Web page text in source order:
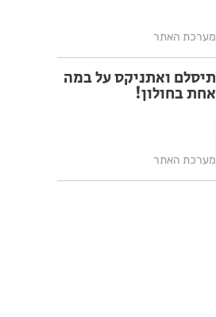
מערכת האתר
תיסלם ואתניקס על במה
אחת בחולון!
מערכת האתר